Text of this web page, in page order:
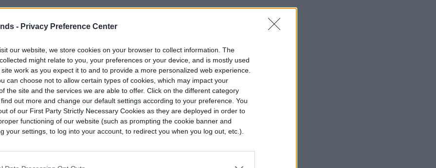
- Privacy Preference Center
our website, we store cookies on your browser to collect information. The
might relate to you, your preferences or your device, and is mostly used
work as you expect it to and to provide a more personalized web experience.
can choose not to allow certain types of cookies, which may impact your
the site and the services we are able to offer. Click on the different category
out more and change our default settings according to your preference. You
of our First Party Strictly Necessary Cookies as they are deployed in order to
functioning of our website (such as prompting the cookie banner and
your settings, to log into your account, to redirect you when you log out, etc.).
de Yu Chengdong usando el dispositivo
en la pantalla de la tableta, con una
del lado izquierdo.
by Mr. Yu Chengdong
(@faridofanani96)August 9, 2024
han quedado en los conceptos, en ferias como